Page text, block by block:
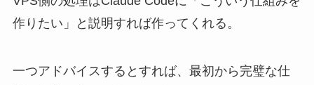
作りたい」と説明すれば作ってくれる。
一つアドバイスするとすれば、最初から完璧な仕